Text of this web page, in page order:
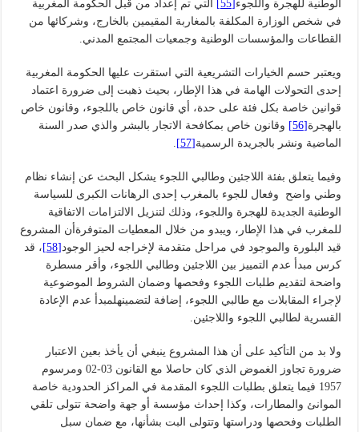
الوطنية للهجرة واللجوء[55]
التي تم إعداد من قبل الحكومة المغربية
في شخص الوزارة المكلفة بالمغاربة المقيمين بالخارج، وشركائها من
القطاعات والمؤسسات الوطنية وجمعيات المجتمع المدني.
ويعتبر حسم الخيارات التشريعية التي استقرت عليها الحكومة المغربية
إحدى التحولات الهامة في هذا الإطار، بحيث ذهبت إلى ضرورة اعتماد
قوانين خاصة بكل فئة على حدة، أي قانون خاص باللجوء، وقانون خاص
بالهجرة[56]
وقانون خاص بمكافحة الاتجار بالبشر والذي صدر السنة
الماضية ونشر بالجريدة الرسمية[57]
وفيما يتعلق بفئة اللاجئين وطالبي اللجوء يشكل البحث عن إنشاء نظام
وطني واضح وفعال للجوء بالمغرب إحدى الرهانات الكبرى للسياسة
الوطنية الجديدة للهجرة واللجوء، وذلك لتنزيل الالتزامات الاتفاقية
للمغرب في هذا الإطار، ويبدو من خلال المعطيات المتوفرةأن المشروع
قيد البلورة والموجود في مراحل متقدمة لإخراجه لحيز الوجود [58]
، قد
كرس مبدأ عدم التمييز بين اللاجئين وطالبي اللجوء، وأقر مسطرة
واضحة لتقديم طلبات اللجوء وفحصها وضمان الشروط الموضوعية
لإجراء المقابلات مع طالبي اللجوء، إضافة لتضمينهلمبدأ عدم الإعادة
القسرية لطالبي اللجوء واللاجئين.
ولا بد من التأكيد على أن هذا المشروع ينبغي أن يأخذ بعين الاعتبار
ضرورة تجاوز الغموض الذي كان حاصلا مع القانون 03-02 ومرسوم
1957 فيما يتعلق بطلبات اللجوء المقدمة في المراكز الحدودية خاصة
الموانئ والمطارات، وكذا إحداث مؤسسة أو جهة واضحة تتولى تلقي
الطلبات وفحصها ودراستها وتتولى البت بشأنها، مع ضمان سبل